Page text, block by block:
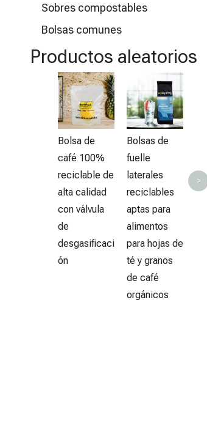
Sobres compostables
Bolsas comunes
Productos aleatorios
Bolsa de
café 100%
reciclable de
alta calidad
con válvula
de
desgasificaci
ón
Bolsas de
fuelle
laterales
reciclables
aptas para
alimentos
para hojas de
té y granos
de café
orgánicos
>